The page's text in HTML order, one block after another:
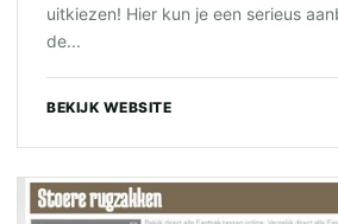
uitkiezen! Hier kun je een serieus
de...
BEKIJK WEBSITE